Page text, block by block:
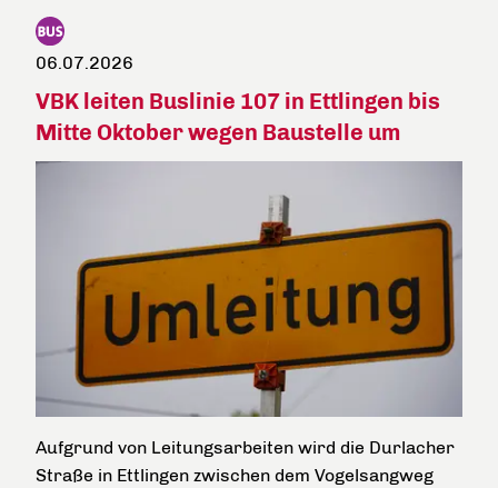
06.07.2026
VBK leiten Buslinie 107 in Ettlingen bis
Mitte Oktober wegen Baustelle um
Aufgrund von Leitungsarbeiten wird die Durlacher
Straße in Ettlingen zwischen dem Vogelsangweg